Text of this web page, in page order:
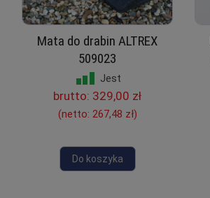
Mata do drabin ALTREX
509023
Jest
brutto: 329,00 zł
(netto: 267,48 zł)
Do koszyka